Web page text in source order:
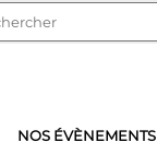
NOS ÉVÈNEMENTS